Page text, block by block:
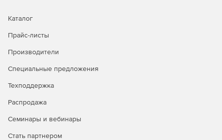
Каталог
Прайс-листы
Производители
Специальные предложения
Техподдержка
Распродажа
Семинары и вебинары
Стать партнером